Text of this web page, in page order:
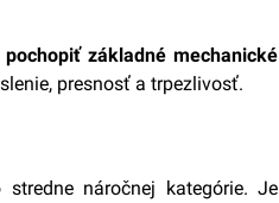
pochopiť základné mechanické
presnosť a trpezlivosť.
náročnej kategórie. Je